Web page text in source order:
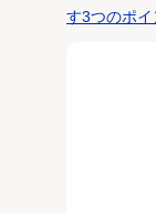
す3つのポイ